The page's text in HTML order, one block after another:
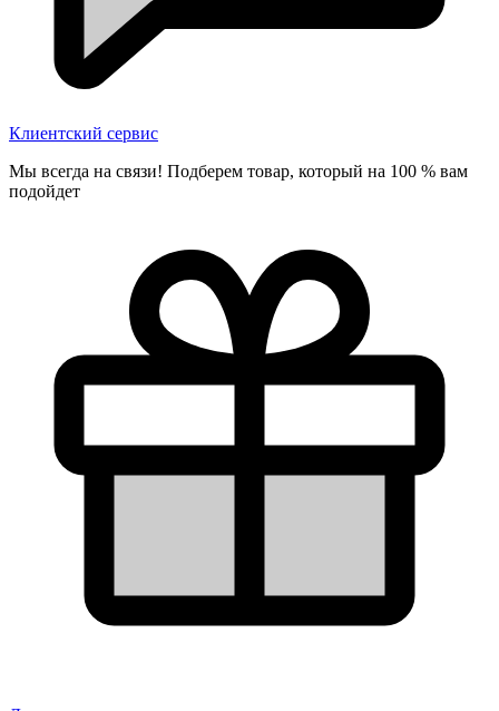
Клиентский сервис
Мы всегда на связи! Подберем товар, который на 100 % вам
подойдет